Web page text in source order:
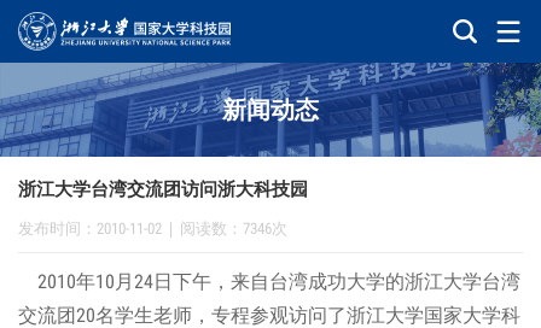
新闻动态
浙江大学台湾交流团访问浙大科技园
发布时间：2010-11-02 阅读数：7346次
2010年10月24日下午，来自台湾成功大学的浙江大学台湾
交流团20名学生老师，专程参观访问了浙江大学国家大学科